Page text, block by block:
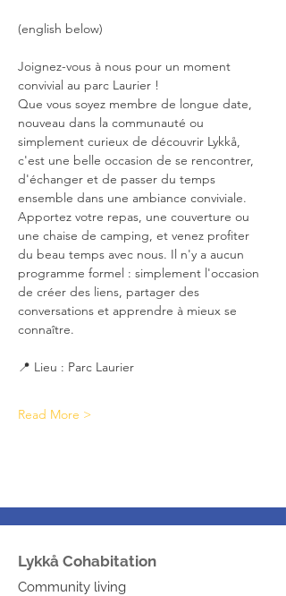
(english below)
Joignez-vous à nous pour un moment
convivial au parc Laurier !
Que vous soyez membre de longue date,
nouveau dans la communauté ou
simplement curieux de découvrir Lykkå,
c'est une belle occasion de se rencontrer,
d'échanger et de passer du temps
ensemble dans une ambiance conviviale.
Apportez votre repas, une couverture ou
une chaise de camping, et venez profiter
du beau temps avec nous. Il n'y a aucun
programme formel : simplement l'occasion
de créer des liens, partager des
conversations et apprendre à mieux se
connaître.
📍 Lieu : Parc Laurier
Read More >
Lykkå Cohabitation
Community living